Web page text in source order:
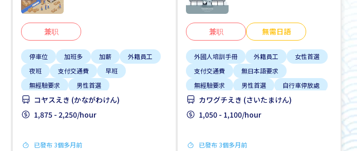
兼职
停車位 加班多 加薪
外籍員工
夜班
支付交通費
早班
無經驗要求
男性首選
コヤスえき (かながわけん)
1,875 - 2,250/hour
已發布 3個多月前
兼职 無需日語
外國人培訓手冊 外籍員工
女性首選
支付交通費
無日本語要求
無經驗要求
男性首選
自行車停放處
附近車站的巴士服務
カワグチえき (さいたまけん)
1,050 - 1,100/hour
已發布 3個多月前